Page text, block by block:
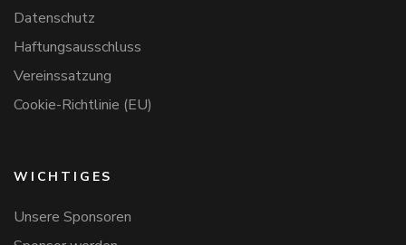
Datenschutz
Haftungsausschluss
Vereinssatzung
Cookie-Richtlinie (EU)
WICHTIGES
Unsere Sponsoren